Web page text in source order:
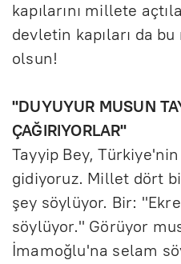
kapılarını millete
devletin kapıları da
olsun!
"DUYUYUR MUSUN
ÇAĞIRIYORLAR"
Tayyip Bey,
gidiyoruz. Millet dört
şey söylüyor. Bir:
söylüyor." Görüyor
İmamoğlu'na selam